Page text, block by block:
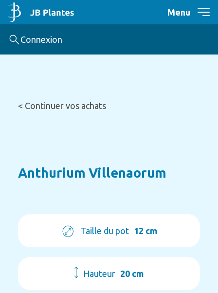
Menu
Connexion
< Continuer vos achats
Anthurium Villenaorum
Taille du pot 12 cm
Hauteur 20 cm